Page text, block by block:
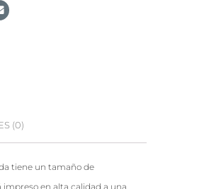
(0)
tiene un tamaño de
impreso en alta calidad a una